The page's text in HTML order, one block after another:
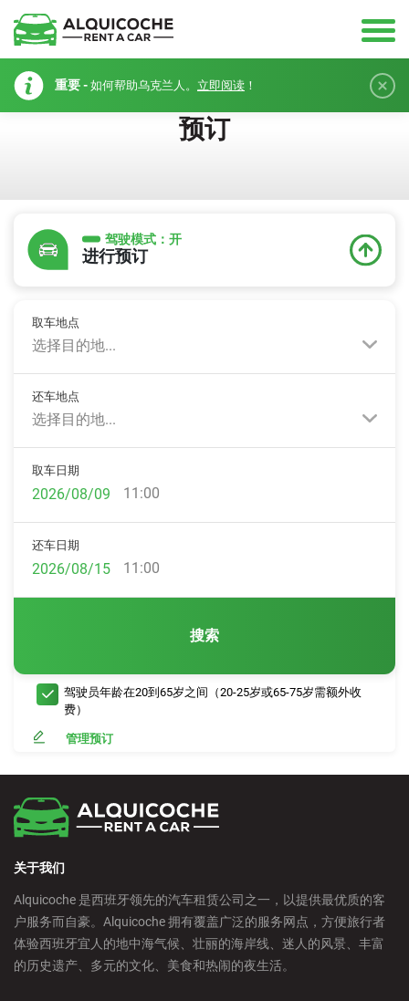
重要 - 如何帮助乌克兰人。 立即阅读 ！
预订
驾驶模式： 开
进行预订
取车地点
选择目的地...
还车地点
选择目的地...
取车日期
11:00
还车日期
11:00
搜索
驾驶员年龄在20到65岁之间（20-25岁或65-75岁需额外收
费）
管理预订
关于我们
Alquicoche 是西班牙领先的汽车租赁公司之一，以提供最优质的客
户服务而自豪。Alquicoche 拥有覆盖广泛的服务网点，方便旅行者
体验西班牙宜人的地中海气候、壮丽的海岸线、迷人的风景、丰富
的历史遗产、多元的文化、美食和热闹的夜生活。